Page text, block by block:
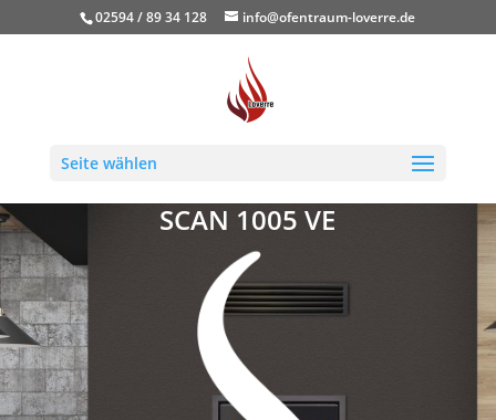
02594 / 89 34 128 info@ofentraum-loverre.de
Seite wählen
SCAN 1005 VE